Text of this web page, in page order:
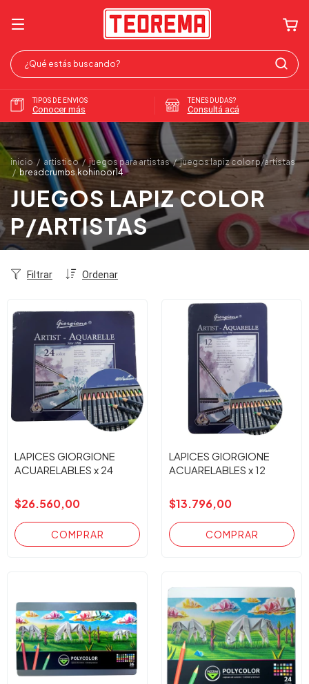
TIPOS DE ENVIOS
Conocer más
TENES DUDAS?
Consultá acá
inicio / artistico / juegos para artistas / juegos lapiz color p/artistas
/ breadcrumbs.kohinoor14
JUEGOS LAPIZ COLOR
P/ARTISTAS
Ordenar
Filtrar
LAPICES GIORGIONE
ACUARELABLES x 24
$26.560,00
LAPICES GIORGIONE
ACUARELABLES x 12
$13.796,00